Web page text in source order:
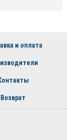
и оплата
Возврат